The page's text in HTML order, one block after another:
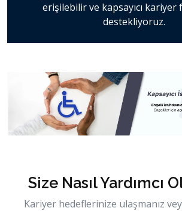
erişilebilir ve kapsayıcı kariyer
destekliyoruz.
Size Nasıl Yardımcı
Kariyer hedeflerinize ulaşmanız